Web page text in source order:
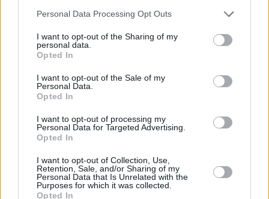
negar su consentimiento. Tenga en cuenta que algún
de su consentimiento, pero usted tiene el derecho de
rechazar tal procesamiento. Sus preferencias se aplicarán
cualquier momento entrando de nuevo en este sitio web o
visitando nuestra política de privacidad.
Personal Data Processing Opt Outs
I want to opt-out of the Sharing of my
personal data.
Opted In
I want to opt-out of the Sale of my
Personal Data.
Opted In
I want to opt-out of processing my
Personal Data for Targeted Advertising.
Opted In
I want to opt-out of Collection, Use,
Retention, Sale, and/or Sharing of my
Personal Data that Is Unrelated with the
Purposes for which it was collected.
Opted In